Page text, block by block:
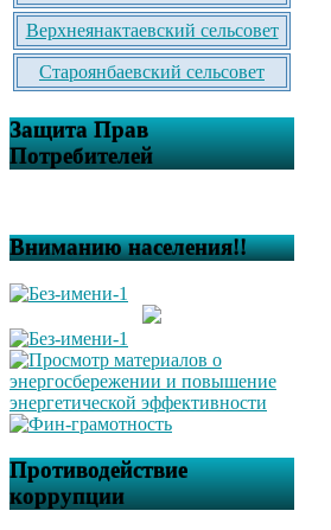
Верхнеянактаевский сельсовет
Староянбаевский сельсовет
Защита Прав
Потребителей
Вниманию населения!!
Противодействие
коррупции